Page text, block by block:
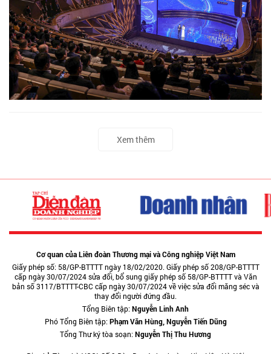
Xem thêm
Cơ quan của Liên đoàn Thương mại và Công nghiệp Việt Nam
Giấy phép số: 58/GP-BTTTT ngày 18/02/2020. Giấy phép số 208/GP-BTTTT
cấp ngày 30/07/2024 sửa đổi, bổ sung giấy phép số 58/GP-BTTTT và Văn
bản số 3117/BTTTT-CBC cấp ngày 30/07/2024 về việc sửa đổi măng séc và
thay đổi người đứng đầu.
Tổng Biên tập:Nguyễn Linh Anh
Phó Tổng Biên tập:Phạm Văn Hùng, Nguyễn Tiến Dũng
Tổng Thư ký tòa soạn:Nguyễn Thị Thu Hương